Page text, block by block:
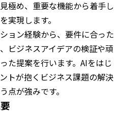
極め、重要な機能から着手し
実現します。
ョン経験から、要件に合った
ビジネスアイデアの検証や頑
た提案を行います。AIをはじ
トが抱くビジネス課題の解決
点が強みです。